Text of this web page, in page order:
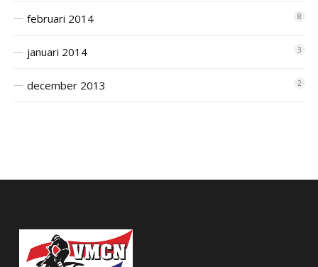
februari 2014 8
januari 2014 3
december 2013 2